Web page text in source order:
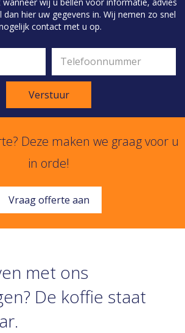
dan hier uw gegevens in. Wij nemen zo snel
contact met u op.
Verstuur
Deze maken we graag voor u
in orde!
Vraag offerte aan
met ons
De koffie staat